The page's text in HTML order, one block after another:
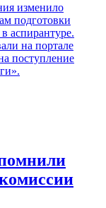
изменило
подготовки
аспирантуре.
на портале
поступление